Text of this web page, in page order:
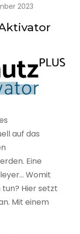
Schlacht
im
Netz
2023
auf das
Eine
Womit
Hier setzt
Mit einem